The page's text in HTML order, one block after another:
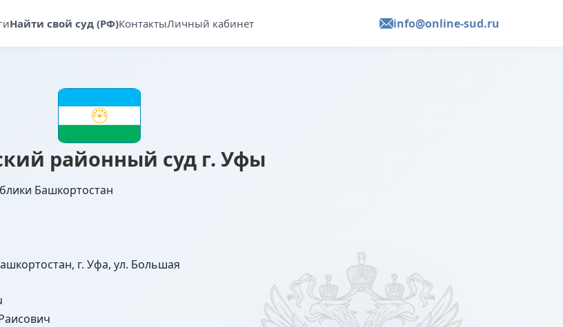
Найти свой суд (РФ)КонтактыЛичный кабинет info@online-sud.ru
районный суд г. Уфы
Башкортостан
г. Уфа, ул. Большая